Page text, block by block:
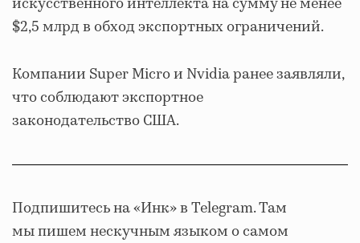
$2,5 млрд в обход экспортных ограничений.
Компании Super Micro и Nvidia ранее заявляли,
что соблюдают экспортное
законодательство США.
Подпишитесь на «Инк» в Telegram. Там
мы пишем нескучным языком о самом